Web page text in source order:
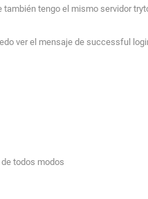
tengo el mismo servidor
ver el mensaje de successful
todos modos